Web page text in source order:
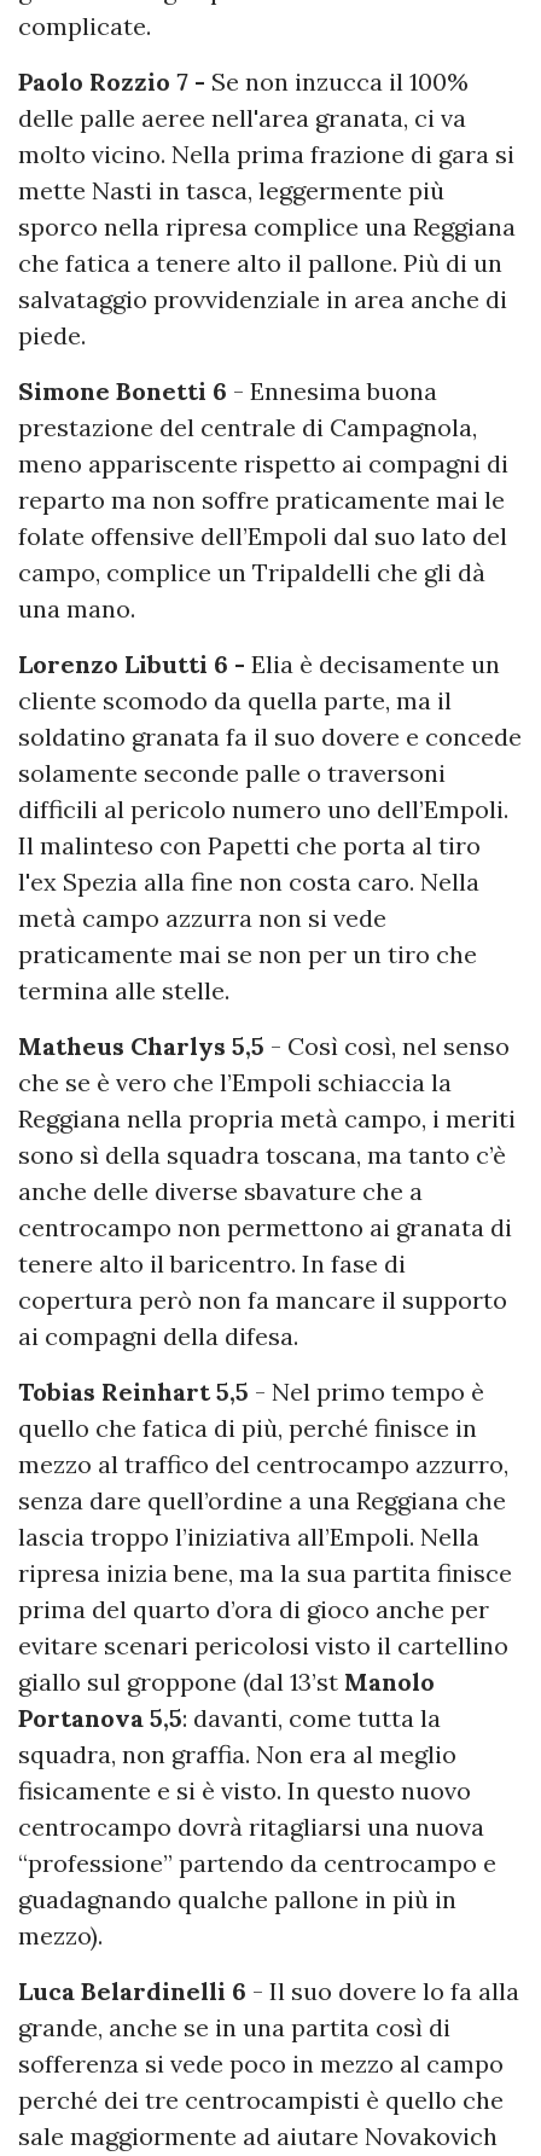
complicate.
Paolo Rozzio 7 - Se non inzucca il 100%
delle palle aeree nell'area granata, ci va
molto vicino. Nella prima frazione di gara si
mette Nasti in tasca, leggermente più
sporco nella ripresa complice una Reggiana
che fatica a tenere alto il pallone. Più di un
salvataggio provvidenziale in area anche di
piede.
Simone Bonetti 6 - Ennesima buona
prestazione del centrale di Campagnola,
meno appariscente rispetto ai compagni di
reparto ma non soffre praticamente mai le
folate offensive dell’Empoli dal suo lato del
campo, complice un Tripaldelli che gli dà
una mano.
Lorenzo Libutti 6 - Elia è decisamente un
cliente scomodo da quella parte, ma il
soldatino granata fa il suo dovere e concede
solamente seconde palle o traversoni
difficili al pericolo numero uno dell’Empoli.
Il malinteso con Papetti che porta al tiro
l'ex Spezia alla fine non costa caro. Nella
metà campo azzurra non si vede
praticamente mai se non per un tiro che
termina alle stelle.
Matheus Charlys 5,5 - Così così, nel senso
che se è vero che l’Empoli schiaccia la
Reggiana nella propria metà campo, i meriti
sono sì della squadra toscana, ma tanto c’è
anche delle diverse sbavature che a
centrocampo non permettono ai granata di
tenere alto il baricentro. In fase di
copertura però non fa mancare il supporto
ai compagni della difesa.
Tobias Reinhart 5,5 - Nel primo tempo è
quello che fatica di più, perché finisce in
mezzo al traffico del centrocampo azzurro,
senza dare quell’ordine a una Reggiana che
lascia troppo l’iniziativa all’Empoli. Nella
ripresa inizia bene, ma la sua partita finisce
prima del quarto d’ora di gioco anche per
evitare scenari pericolosi visto il cartellino
giallo sul groppone (dal 13’st Manolo
Portanova 5,5: davanti, come tutta la
squadra, non graffia. Non era al meglio
fisicamente e si è visto. In questo nuovo
centrocampo dovrà ritagliarsi una nuova
“professione” partendo da centrocampo e
guadagnando qualche pallone in più in
mezzo).
Luca Belardinelli 6 - Il suo dovere lo fa alla
grande, anche se in una partita così di
sofferenza si vede poco in mezzo al campo
perché dei tre centrocampisti è quello che
sale maggiormente ad aiutare Novakovich